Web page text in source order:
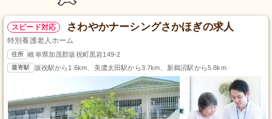
スピード対応 さわやかナーシングさかほぎの求人
特別養護老人ホーム
住所 岐阜県加茂郡坂祝町黒岩149-2
最寄駅 坂祝駅から1.6km、美濃太田駅から3.7km、新鵜沼駅から5.8km